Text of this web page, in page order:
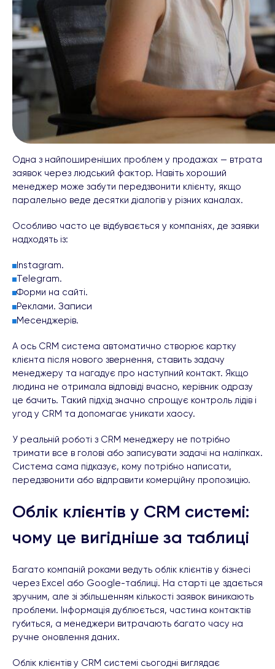
Одна з найпоширеніших проблем у продажах — втрата
заявок через людський фактор. Навіть хороший
менеджер може забути передзвонити клієнту, якщо
паралельно веде десятки діалогів у різних каналах.
Особливо часто це відбувається у компаніях, де заявки
надходять із:
Instagram.
Telegram.
Форми на сайті.
Реклами. Записи
Месенджерів.
А ось CRM система автоматично створює картку
клієнта після нового звернення, ставить задачу
менеджеру та нагадує про наступний контакт. Якщо
людина не отримала відповіді вчасно, керівник одразу
це бачить. Такий підхід значно спрощує контроль лідів і
угод у CRM та допомагає уникати хаосу.
У реальній роботі з CRM менеджеру не потрібно
тримати все в голові або записувати задачі на наліпках.
Система сама підказує, кому потрібно написати,
передзвонити або відправити комерційну пропозицію.
Облік клієнтів у CRM системі:
чому це вигідніше за таблиці
Багато компаній роками ведуть облік клієнтів у бізнесі
через Excel або Google-таблиці. На старті це здається
зручним, але зі збільшенням кількості заявок виникають
проблеми. Інформація дублюється, частина контактів
губиться, а менеджери витрачають багато часу на
ручне оновлення даних.
Облік клієнтів у CRM системі сьогодні виглядає